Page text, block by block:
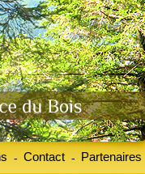
Contact
- Partenaires
-